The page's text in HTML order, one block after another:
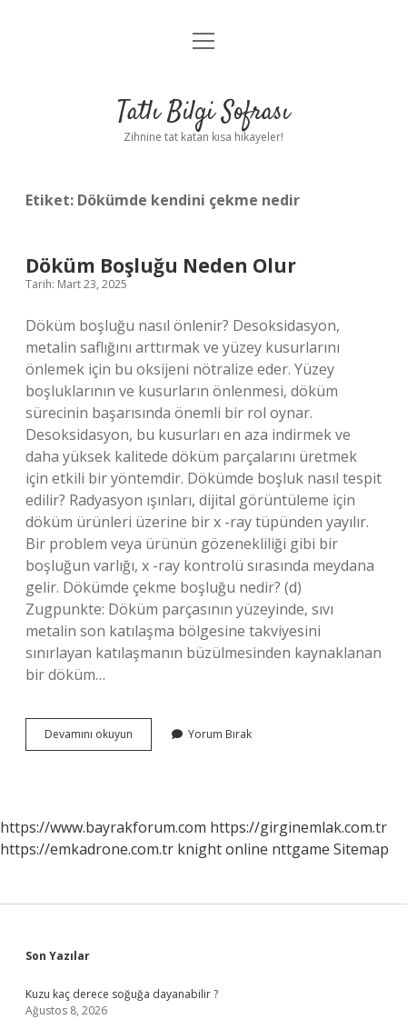
Anasayfa
Yasal Uyarı
menüyü
Tatlı Bilgi Sofrası
Zihnine tat katan kısa hikayeler!
Etiket: Dökümde kendini çekme nedir
Döküm Boşluğu Neden Olur
Tarih: Mart 23, 2025
Döküm boşluğu nasıl önlenir? Desoksidasyon,
metalin saflığını arttırmak ve yüzey kusurlarını
önlemek için bu oksijeni nötralize eder. Yüzey
boşluklarının ve kusurların önlenmesi, döküm
sürecinin başarısında önemli bir rol oynar.
Desoksidasyon, bu kusurları en aza indirmek ve
daha yüksek kalitede döküm parçalarını üretmek
için etkili bir yöntemdir. Dökümde boşluk nasıl tespit
edilir? Radyasyon ışınları, dijital görüntüleme için
döküm ürünleri üzerine bir x -ray tüpünden yayılır.
Bir problem veya ürünün gözenekliliği gibi bir
boşluğun varlığı, x -ray kontrolü sırasında meydana
gelir. Dökümde çekme boşluğu nedir? (d)
Zugpunkte: Döküm parçasının yüzeyinde, sıvı
metalin son katılaşma bölgesine takviyesini
sınırlayan katılaşmanın büzülmesinden kaynaklanan
bir döküm…
Devamını okuyun
Boşluğu
Yorum Bırak
https://www.bayrakforum.com https://girginemlak.com.tr
https://emkadrone.com.tr knight online nttgame Sitemap
Sidebar
Son Yazılar
Kuzu kaç derece soğuğa dayanabilir ?
Ağustos 8, 2026